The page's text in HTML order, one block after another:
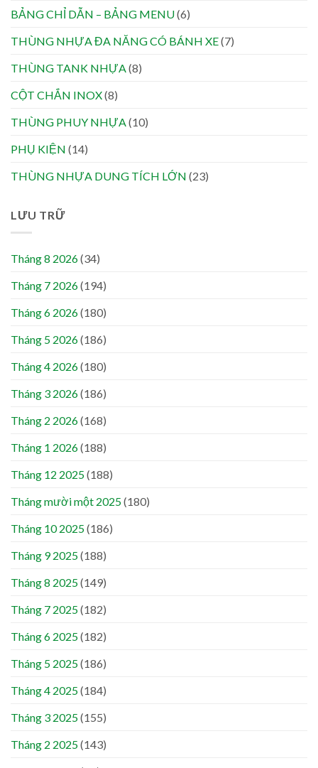
BẢNG CHỈ DẪN – BẢNG MENU(6)
THÙNG NHỰA ĐA NĂNG CÓ BÁNH XE(7)
THÙNG TANK NHỰA(8)
CỘT CHẮN INOX(8)
THÙNG PHUY NHỰA(10)
PHỤ KIỆN (14)
THÙNG NHỰA DUNG TÍCH LỚN (23)
LƯU TRỮ
Tháng 8 2026(34)
Tháng 7 2026(194)
Tháng 6 2026(180)
Tháng 5 2026(186)
Tháng 4 2026(180)
Tháng 3 2026(186)
Tháng 2 2026(168)
Tháng 1 2026(188)
Tháng 12 2025(188)
Tháng mười một 2025(180)
Tháng 10 2025(186)
Tháng 9 2025(188)
Tháng 8 2025(149)
Tháng 7 2025(182)
Tháng 6 2025(182)
Tháng 5 2025(186)
Tháng 4 2025(184)
Tháng 3 2025(155)
Tháng 2 2025(143)